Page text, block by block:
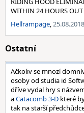
WITHIN 24 HOURS OUT
Hellrampage,25.08.2018
Ostatní
Ačkoliv se mnozí
osoby od studia id
dříve vydal hry s
aCatacomb 3-D které
tak na starší